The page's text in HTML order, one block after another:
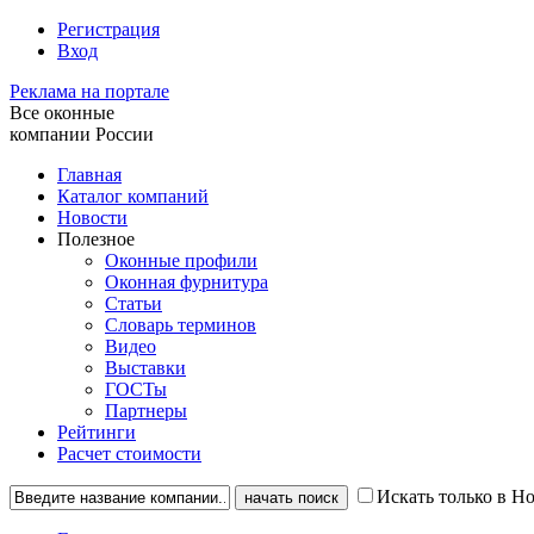
Регистрация
Вход
Реклама на портале
Все оконные
компании России
Главная
Каталог компаний
Новости
Полезное
Оконные профили
Оконная фурнитура
Статьи
Словарь терминов
Видео
Выставки
ГОСТы
Партнеры
Рейтинги
Расчет стоимости
Искать только в